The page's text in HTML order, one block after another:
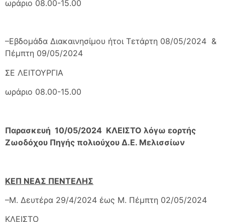
ωράριο 08.00-15.00
–Εβδομάδα Διακαινησίμου ήτοι Τετάρτη 08/05/2024 &
Πέμπτη 09/05/2024
ΣΕ ΛΕΙΤΟΥΡΓΙΑ
ωράριο 08.00-15.00
Παρασκευή 10/05/2024 ΚΛΕΙΣΤΟ λόγω εορτής
Ζωοδόχου Πηγής πολιούχου Δ.Ε. Μελισσίων
ΚΕΠ ΝΕΑΣ ΠΕΝΤΕΛΗΣ
–Μ. Δευτέρα 29/4/2024 έως Μ. Πέμπτη 02/05/2024
ΚΛΕΙΣΤΟ